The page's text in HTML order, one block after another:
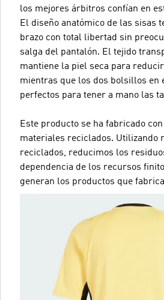
los mejores árbitros confían en
El diseño anatómico de las sisas
brazo con total libertad sin
salga del pantalón. El tejido
mantiene la piel seca para
mientras que los dos bolsillos en
perfectos para tener a mano las
Este producto se ha fabricado con
materiales reciclados. Utilizando
reciclados, reducimos los
dependencia de los recursos
generan los productos que